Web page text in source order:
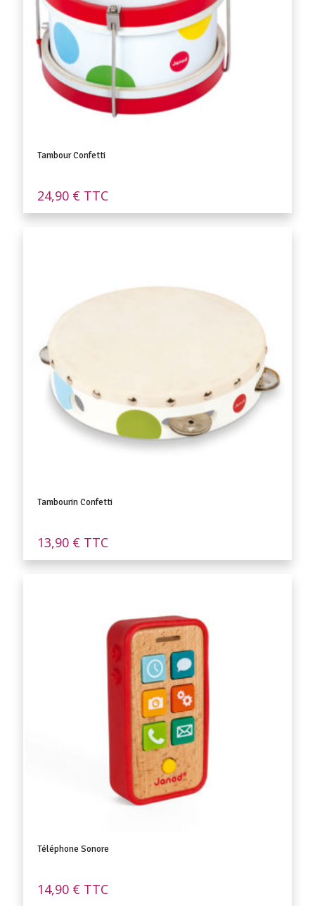
Tambour Confetti
24,90 € TTC
Tambourin Confetti
13,90 € TTC
Téléphone Sonore
14,90 € TTC